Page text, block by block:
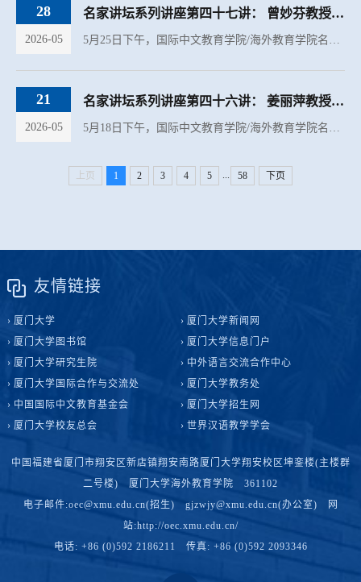
28
2026-05
名家讲坛系列讲座第四十七讲： 曾妙芬教授主讲“AI赋能的自主与卓越：3O4A框架的转...
5月25日下午，国际中文教育学院/海外教育学院名家讲坛系列讲座第四十七讲在翔安校区坤銮楼C104成功举办。本次讲座特邀美国弗吉尼亚大学教授曾妙芬担任主讲，主题为“AI赋能的自主与卓越：3O4A框架的转型驱动力”...
21
2026-05
名家讲坛系列讲座第四十六讲： 姜丽萍教授主讲“从ESP到CSP：专门用途中文教育的历...
5月18日下午，国际中文教育学院/海外教育学院名家讲坛系列讲座第四十六讲在翔安校区坤銮楼C104成功举办。本次讲座特邀北京语言大学国际中文学院教授、博士生导师姜丽萍担任主讲，主题为“从ESP到CSP：专门用途中...
上页 1 2 3 4 5 58 下页
友情链接
厦门大学
厦门大学新闻网
厦门大学图书馆
厦门大学信息门户
厦门大学研究生院
中外语言交流合作中心
厦门大学国际合作与交流处
厦门大学教务处
中国国际中文教育基金会
厦门大学招生网
厦门大学校友总会
世界汉语教学学会
中国福建省厦门市翔安区新店镇翔安南路厦门大学翔安校区坤銮楼(主楼群
二号楼) 厦门大学海外教育学院 361102
电子邮件:oec@xmu.edu.cn(招生) gjzwjy@xmu.edu.cn(办公室) 网
站:http://oec.xmu.edu.cn/
电话: +86 (0)592 2186211 传真: +86 (0)592 2093346